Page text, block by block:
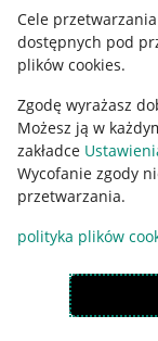
Cele
dostępnych pod
plików cookies.
Zgodę wyrażasz
Możesz ją w
zakładce
Wycofanie zgody
przetwarzania.
polityka plików
Udostępnianie
Informacje dla
Pobierz aplikację